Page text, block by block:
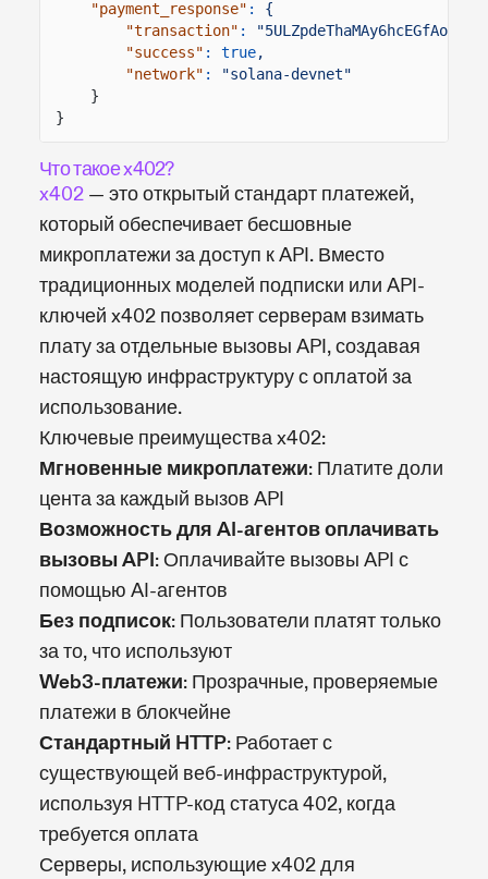
"payment_response" :
{
"transaction" :
"success" : true,
"network" :
"solana-devnet"
}
}
Что такое x402?
x402 — это открытый стандарт платежей,
который обеспечивает бесшовные
микроплатежи за доступ к API. Вместо
традиционных моделей подписки или API-
ключей x402 позволяет серверам взимать
плату за отдельные вызовы API, создавая
настоящую инфраструктуру с оплатой за
использование.
Ключевые преимущества x402:
Мгновенные микроплатежи: Платите доли
цента за каждый вызов API
Возможность для AI-агентов оплачивать
вызовы API: Оплачивайте вызовы API с
помощью AI-агентов
Без подписок: Пользователи платят только
за то, что используют
Web3-платежи: Прозрачные, проверяемые
платежи в блокчейне
Стандартный HTTP: Работает с
существующей веб-инфраструктурой,
используя HTTP-код статуса 402, когда
требуется оплата
Серверы, использующие x402 для